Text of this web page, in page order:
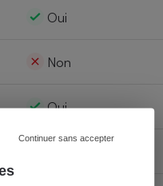
Continuer sans accepter
Oui
Non
Oui